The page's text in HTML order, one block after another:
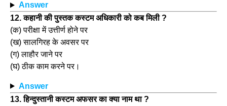
Answer
12. कहानी की पुस्तक कस्टम अधिकारी को कब मिली ?
(क) परीक्षा में उत्तीर्ण होने पर
(ख) सालगिरह के अवसर पर
(ग) लाहौर जाने पर
(घ) ठीक काम करने पर।
Answer
13. हिन्दुस्तानी कस्टम अफसर का क्या नाम था ?